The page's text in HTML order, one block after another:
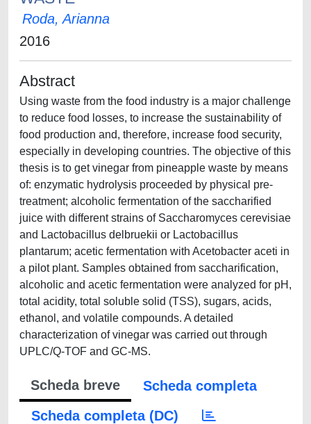
Roda, Arianna
2016
Abstract
Using waste from the food industry is a major challenge
to reduce food losses, to increase the sustainability of
food production and, therefore, increase food security,
especially in developing countries. The objective of this
thesis is to get vinegar from pineapple waste by means
of: enzymatic hydrolysis proceeded by physical pre-
treatment; alcoholic fermentation of the saccharified
juice with different strains of Saccharomyces cerevisiae
and Lactobacillus delbruekii or Lactobacillus
plantarum; acetic fermentation with Acetobacter aceti in
a pilot plant. Samples obtained from saccharification,
alcoholic and acetic fermentation were analyzed for pH,
total acidity, total soluble solid (TSS), sugars, acids,
ethanol, and volatile compounds. A detailed
characterization of vinegar was carried out through
UPLC/Q-TOF and GC-MS.
Scheda breve
Scheda completa
Scheda completa (DC)